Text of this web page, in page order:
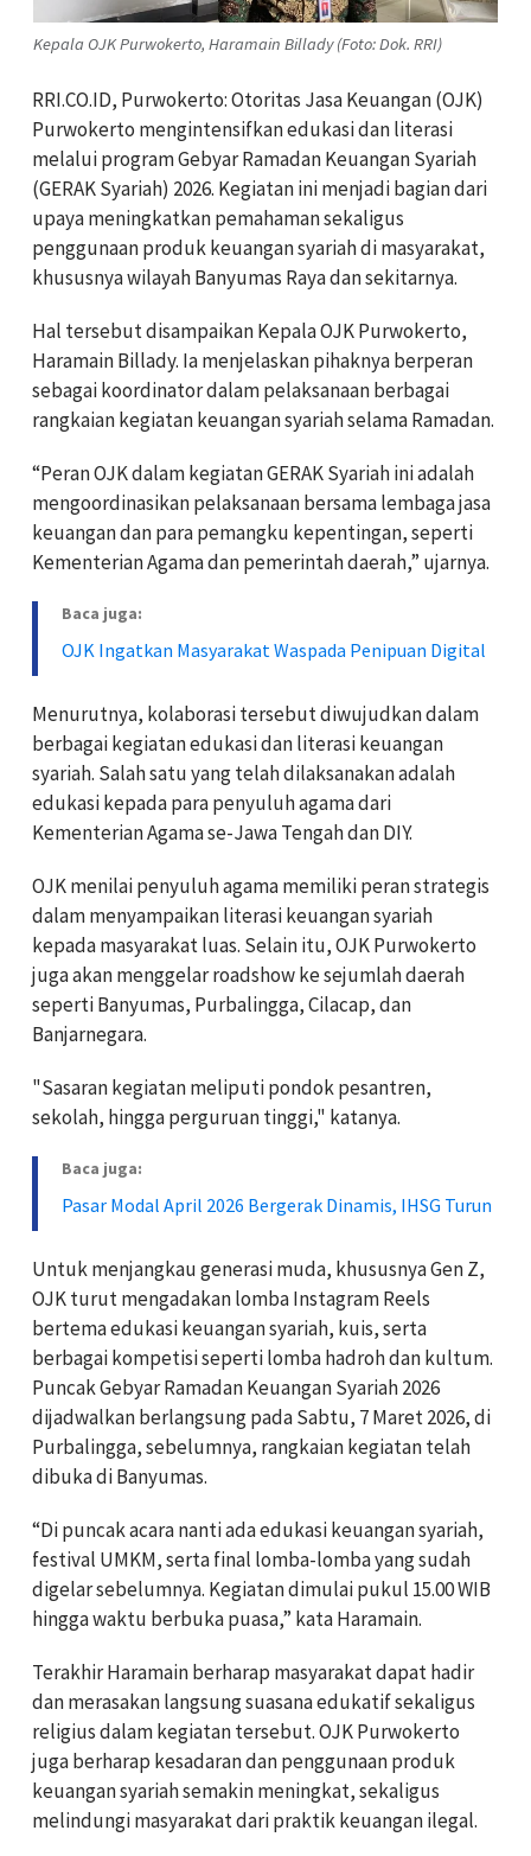
Kepala OJK Purwokerto, Haramain Billady (Foto: Dok. RRI)
RRI.CO.ID, Purwokerto: Otoritas Jasa Keuangan (OJK)
Purwokerto mengintensifkan edukasi dan literasi
melalui program Gebyar Ramadan Keuangan Syariah
(GERAK Syariah) 2026. Kegiatan ini menjadi bagian dari
upaya meningkatkan pemahaman sekaligus
penggunaan produk keuangan syariah di masyarakat,
khususnya wilayah Banyumas Raya dan sekitarnya.
Hal tersebut disampaikan Kepala OJK Purwokerto,
Haramain Billady. Ia menjelaskan pihaknya berperan
sebagai koordinator dalam pelaksanaan berbagai
rangkaian kegiatan keuangan syariah selama Ramadan.
“Peran OJK dalam kegiatan GERAK Syariah ini adalah
mengoordinasikan pelaksanaan bersama lembaga jasa
keuangan dan para pemangku kepentingan, seperti
Kementerian Agama dan pemerintah daerah,” ujarnya.
Baca juga:
OJK Ingatkan Masyarakat Waspada Penipuan Digital
Menurutnya, kolaborasi tersebut diwujudkan dalam
berbagai kegiatan edukasi dan literasi keuangan
syariah. Salah satu yang telah dilaksanakan adalah
edukasi kepada para penyuluh agama dari
Kementerian Agama se-Jawa Tengah dan DIY.
OJK menilai penyuluh agama memiliki peran strategis
dalam menyampaikan literasi keuangan syariah
kepada masyarakat luas. Selain itu, OJK Purwokerto
juga akan menggelar roadshow ke sejumlah daerah
seperti Banyumas, Purbalingga, Cilacap, dan
Banjarnegara.
"Sasaran kegiatan meliputi pondok pesantren,
sekolah, hingga perguruan tinggi," katanya.
Baca juga:
Pasar Modal April 2026 Bergerak Dinamis, IHSG Turun
Untuk menjangkau generasi muda, khususnya Gen Z,
OJK turut mengadakan lomba Instagram Reels
bertema edukasi keuangan syariah, kuis, serta
berbagai kompetisi seperti lomba hadroh dan kultum.
Puncak Gebyar Ramadan Keuangan Syariah 2026
dijadwalkan berlangsung pada Sabtu, 7 Maret 2026, di
Purbalingga, sebelumnya, rangkaian kegiatan telah
dibuka di Banyumas.
“Di puncak acara nanti ada edukasi keuangan syariah,
festival UMKM, serta final lomba-lomba yang sudah
digelar sebelumnya. Kegiatan dimulai pukul 15.00 WIB
hingga waktu berbuka puasa,” kata Haramain.
Terakhir Haramain berharap masyarakat dapat hadir
dan merasakan langsung suasana edukatif sekaligus
religius dalam kegiatan tersebut. OJK Purwokerto
juga berharap kesadaran dan penggunaan produk
keuangan syariah semakin meningkat, sekaligus
melindungi masyarakat dari praktik keuangan ilegal.